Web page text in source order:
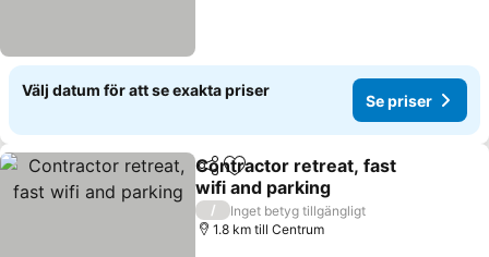
Välj datum för att se exakta priser
Se priser
Dela Lägg till i Mina Favoriter
Contractor retreat, fast
wifi and parking
/
Inget betyg tillgängligt
1.8 km till Centrum